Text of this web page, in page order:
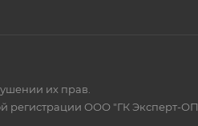
их прав.
регистрации ООО "ГК Эксперт-